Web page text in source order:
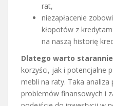
rat,
niezapłacenie
kłopotów z
na naszą historię
Dlatego warto
korzyści, jak i potencjalne
mebli na raty. Taka analiza
problemów finansowych i